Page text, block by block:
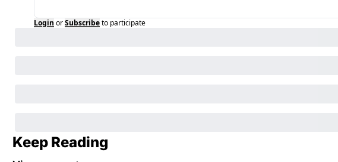
Login orSubscribeto participate
Keep Reading